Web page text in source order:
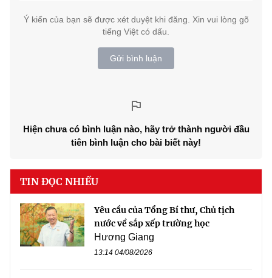
Ý kiến của bạn sẽ được xét duyệt khi đăng. Xin vui lòng gõ
tiếng Việt có dấu.
Gửi bình luận
Hiện chưa có bình luận nào, hãy trở thành người đầu
tiên bình luận cho bài biết này!
TIN ĐỌC NHIỀU
Yêu cầu của Tổng Bí thư, Chủ tịch
nước về sắp xếp trường học
Hương Giang
13:14 04/08/2026